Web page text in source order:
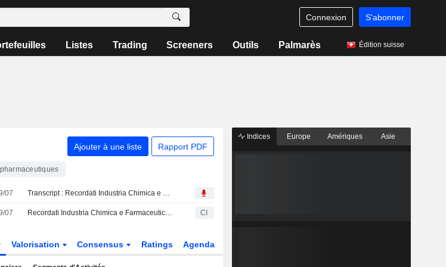
Connexion S'abonner
Listes Trading Screeners Outils Palmarès Édition suisse
Ajouter à une liste Rapport PDF
07 Transcript : Recordati Industria Chimica e Farmaceutica S.p.A., H1 2026 Earnings Call, Jul 29, 2026
07 Recordati Industria Chimica e Farmaceutica S.p.A. confirme ses objectifs de résultats pour l'exercice 2026 CI
Valorisation Consensus Ratings Agenda
Indices Europe Amériques Asie